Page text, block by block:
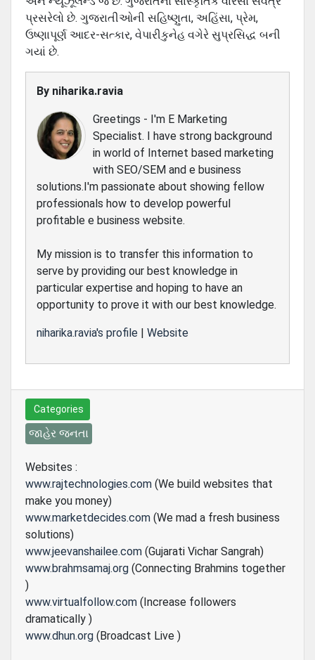
પ્રસરેલો છે. ગુજરાતીઓની સહિષ્ણુતા, અહિંસા, પ્રેમ,
ઉષ્ણાપૂર્ણ આદર-સત્કાર, વેપારીકુનેહ વગેરે સુપ્રસિદ્ધ બની
ગયાં છે.
By niharika.ravia
Greetings - I'm E Marketing
Specialist. I have strong background
in world of Internet based marketing
with SEO/SEM and e business
solutions.I'm passionate about showing fellow
professionals how to develop powerful
profitable e business website.
My mission is to transfer this information to
serve by providing our best knowledge in
particular expertise and hoping to have an
opportunity to prove it with our best knowledge.
niharika.ravia's profile | Website
Categories
જાહેર જનતા
Websites :
www.rajtechnologies.com (We build websites that
make you money)
www.marketdecides.com (We mad a fresh business
solutions)
www.jeevanshailee.com (Gujarati Vichar Sangrah)
www.brahmsamaj.org (Connecting Brahmins together
)
www.virtualfollow.com (Increase followers
dramatically )
www.dhun.org (Broadcast Live )